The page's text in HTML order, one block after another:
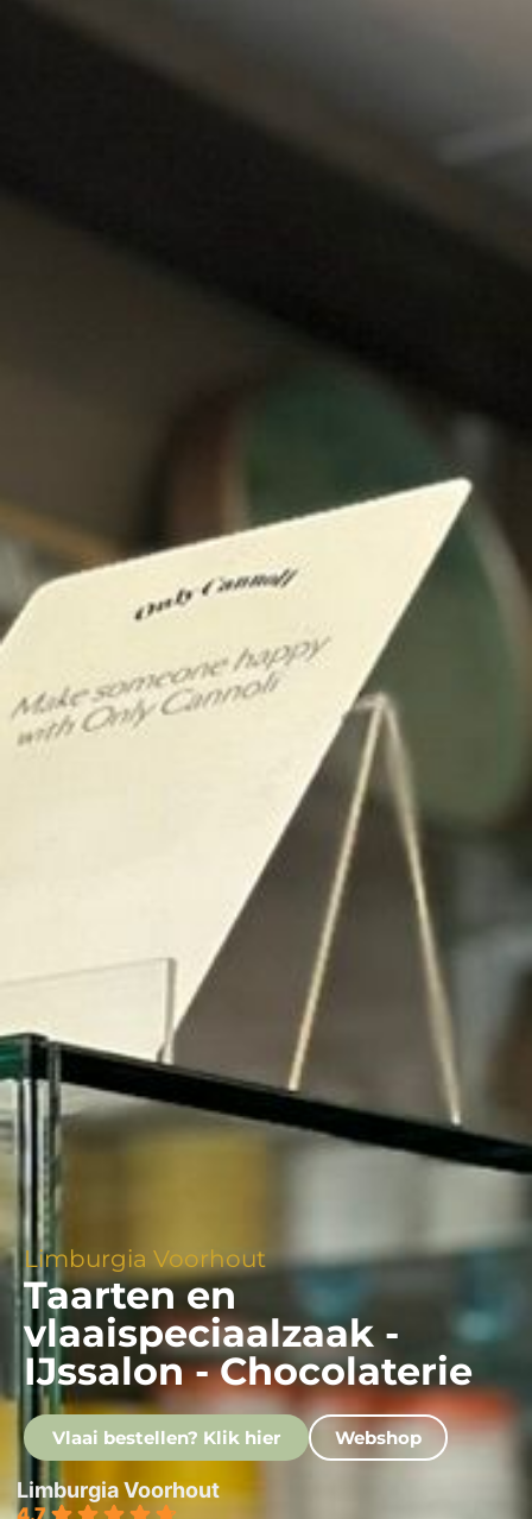
Limburgia Voorhout
Taarten en
vlaaispeciaalzaak -
IJssalon - Chocolaterie
Vlaai bestellen? Klik hier Webshop
Limburgia Voorhout
4.7